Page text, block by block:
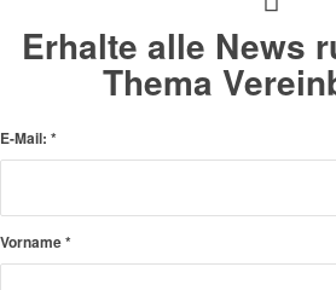
Erhalte alle News
Thema
E-Mail: *
Vorname*